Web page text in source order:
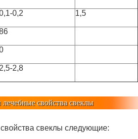
0,2 1,5
2,8
свойства свеклы
свеклы следующие: